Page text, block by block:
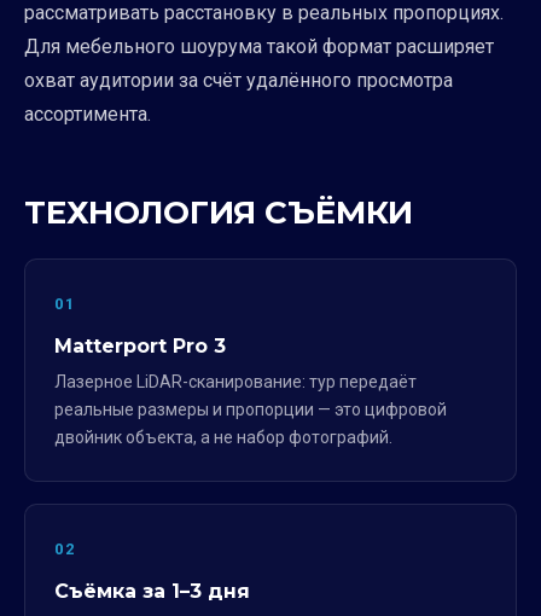
рассматривать расстановку в реальных пропорциях.
Для мебельного шоурума такой формат расширяет
охват аудитории за счёт удалённого просмотра
ассортимента.
ТЕХНОЛОГИЯ СЪЁМКИ
01
Matterport Pro 3
Лазерное LiDAR-сканирование: тур передаёт
реальные размеры и пропорции — это цифровой
двойник объекта, а не набор фотографий.
02
Съёмка за 1–3 дня